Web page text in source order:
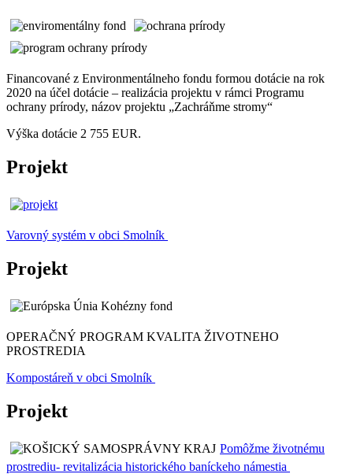
Financované z Environmentálneho fondu formou dotácie na rok
2020 na účel dotácie – realizácia projektu v rámci Programu
ochrany prírody, názov projektu „Zachráňme stromy“
Výška dotácie 2 755 EUR.
Projekt
Varovný systém v obci Smolník
Projekt
OPERAČNÝ PROGRAM KVALITA ŽIVOTNEHO
PROSTREDIA
Kompostáreň v obci Smolník
Projekt
Pomôžme životnému
prostrediu- revitalizácia historického baníckeho námestia